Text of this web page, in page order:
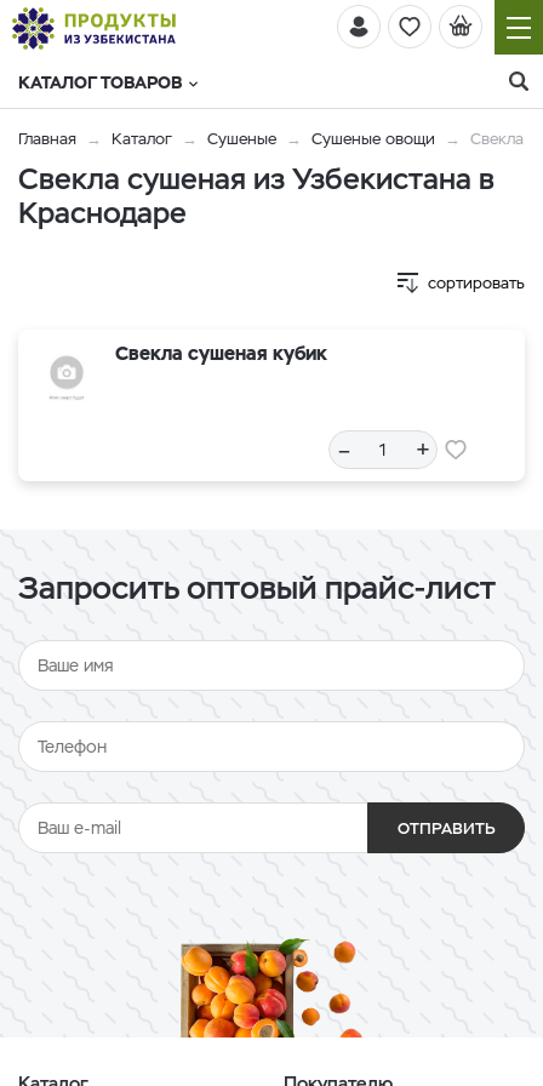
КАТАЛОГ ТОВАРОВ
Главная Каталог Сушеные Сушеные овощи Свекла
Свекла сушеная из Узбекистана в
Краснодаре
сортировать
Свекла сушеная кубик
– +
Запросить оптовый прайс-лист
ОТПРАВИТЬ